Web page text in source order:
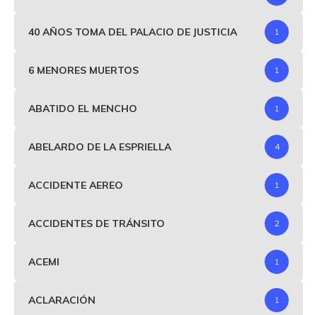
40 AÑOS TOMA DEL PALACIO DE JUSTICIA 1
6 MENORES MUERTOS 1
ABATIDO EL MENCHO 1
ABELARDO DE LA ESPRIELLA 4
ACCIDENTE AEREO 1
ACCIDENTES DE TRÁNSITO 2
ACEMI 1
ACLARACIÓN 1